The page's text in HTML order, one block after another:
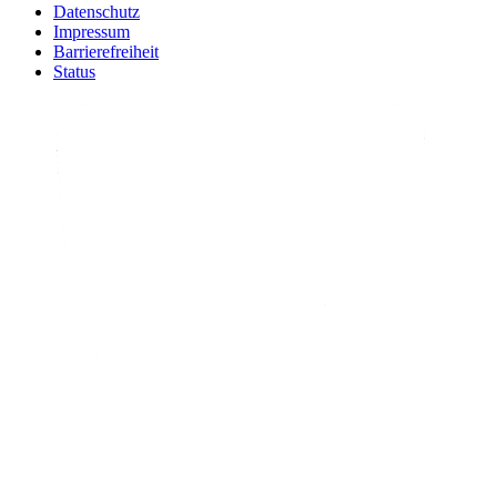
Datenschutz
Impressum
Barrierefreiheit
Status